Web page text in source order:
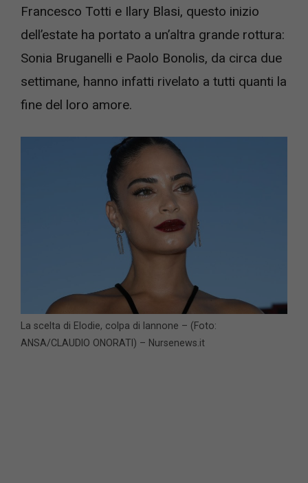
Francesco Totti e Ilary Blasi, questo inizio
dell’estate ha portato a un’altra grande rottura:
Sonia Bruganelli e Paolo Bonolis, da circa due
settimane, hanno infatti rivelato a tutti quanti la
fine del loro amore.
La scelta di Elodie, colpa di Iannone – (Foto:
ANSA/CLAUDIO ONORATI) – Nursenews.it